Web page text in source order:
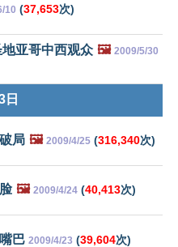
10 (37,653次)
亚哥中西观众 🖼️ 2009/5/30
日
局 🖼️ 2009/4/25 (316,340次)
🖼️ 2009/4/24 (40,413次)
巴 2009/4/23 (39,604次)